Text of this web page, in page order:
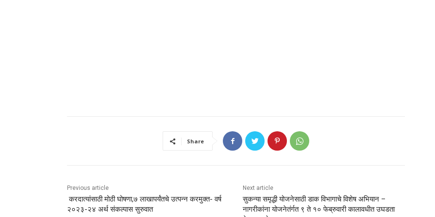
Share
Previous article
करदात्यांसाठी मोठी घोषणा,७ लाखापर्यंतचे उत्पन्न करमुक्त- वर्ष
२०२३-२४ अर्थ संकल्पास सुरुवात
Next article
सुकन्या समृद्धी योजनेसाठी डाक विभागाचे विशेष अभियान –
नागरीकांना योजनेतंर्गत ९ ते १० फेब्रुवारी कालावधीत उघडता